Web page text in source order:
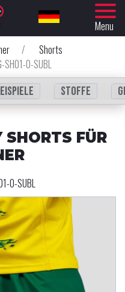
Menu
/
Shorts
SH01-0-SUBL
Stoffe
SHORTS FÜR
0-SUBL